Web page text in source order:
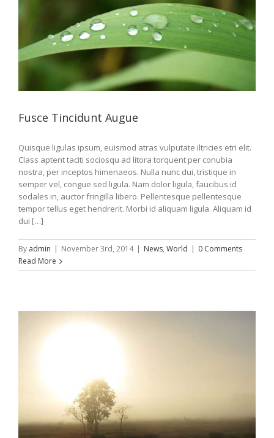
Fusce Tincidunt Augue
Quisque ligulas ipsum, euismod atras vulputate iltricies etri elit.
Class aptent taciti sociosqu ad litora torquent per conubia
nostra, per inceptos himenaeos. Nulla nunc dui, tristique in
semper vel, congue sed ligula. Nam dolor ligula, faucibus id
sodales in, auctor fringilla libero. Pellentesque pellentesque
tempor tellus eget hendrerit. Morbi id aliquam ligula. Aliquam id
dui […]
By admin | November 3rd, 2014 | News, World | 0 Comments
Read More